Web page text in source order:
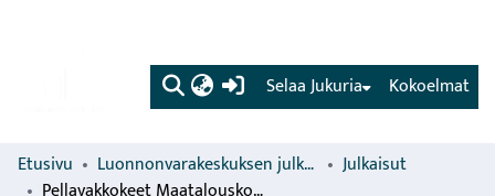
(current) Kokoelmat
Selaa Jukuria
Etusivu Luonnonvarakeskuksen julkaisut
Julkaisut